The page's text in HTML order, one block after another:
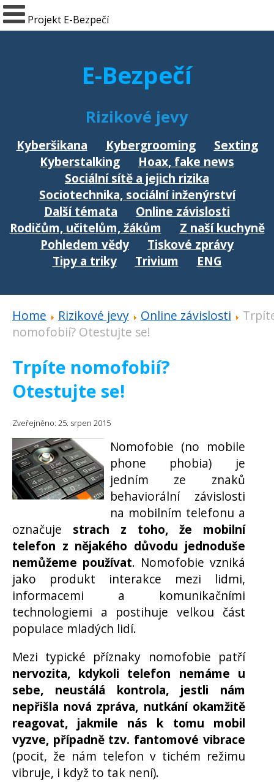
Projekt E-Bezpečí
E-Bezpečí
Rizikové jevy
Kyberšikana Kybergrooming
Sexting
Kyberstalking
Hoax, fake news
Sociální sítě a jejich rizika
Sociotechnika, sociální inženýrství
Další témata
Online závislosti
Rodičům, učitelům, žákům
Z naší kuchyně
Pohledem vědy
Tiskové zprávy
Tipy a triky
Trivium ENG
Home Rizikové jevy Online závislosti
nomofobií? Otestujte se!
Trpíte nomofobií?
Otestujte se!
Zveřejněno: 25. srpen 2015
Nomofobie (no mobile
phone phobia) je
jedním ze znaků
behaviorální závislosti
na mobilním telefonu a
označuje strach z toho, že mobilní
telefon z nějakého důvodu jednoduše
nemůžeme používat. Nomofobie vzniká
jako produkt interakce mezi lidmi,
informacemi a komunikačními
technologiemi a postihuje velkou část
populace mladých lidí.
Mezi typické příznaky nomofobie patří
nervozita, kdykoli telefon nemáme u
sebe, neustálá kontrola, jestli nám
nepřišla nová zpráva, nutkání okamžitě
reagovat, jakmile nás k tomu mobil
vyzve, případně tzv. fantomové vibrace
(pocit, že nám telefon v tichém režimu
vibruje, i když to tak není).